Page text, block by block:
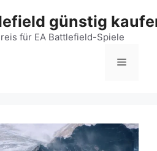
günstig
für EA Battlefield-Spiele
Menü